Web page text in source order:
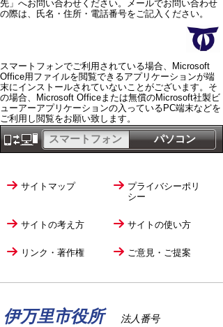
先」へお問い合わせください。メールでお問い合わせ
の際は、氏名・住所・電話番号をご記入ください。
スマートフォンでご利用されている場合、Microsoft
Office用ファイルを閲覧できるアプリケーションが端
末にインストールされていないことがございます。そ
の場合、Microsoft Officeまたは無償のMicrosoft社製ビ
ューアーアプリケーションの入っているPC端末などを
ご利用し閲覧をお願い致します。
パソコン
スマートフォン
サイトマップ
プライバシーポリ
シー
サイトの考え方 サイトの使い方
リンク・著作権 ご意見・ご提案
伊万里市役所
法人番号